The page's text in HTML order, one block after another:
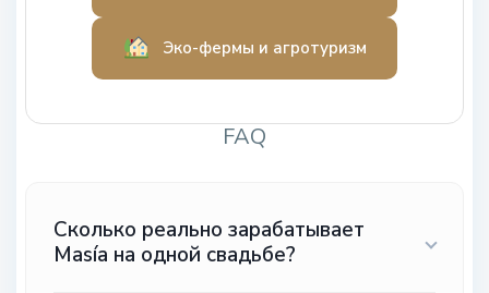
Эко-фермы и агротуризм
FAQ
Сколько реально зарабатывает
Masía на одной свадьбе?